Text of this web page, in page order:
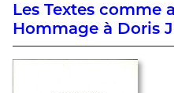
Les Textes comme
Hommage à Doris